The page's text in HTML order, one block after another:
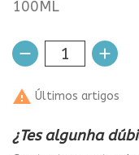
100ML
 Últimos artigos
¿Tes algunha